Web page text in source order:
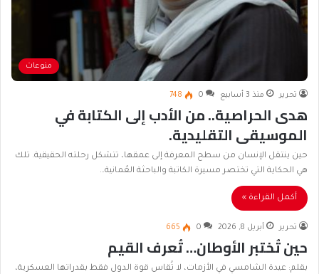
منوعات
تحرير منذ 3 أسابيع 0
748
هدى الحراصية.. من الأدب إلى الكتابة في
الموسيقى التقليدية.
حين ينتقل الإنسان من سطح المعرفة إلى عمقها، تتشكل رحلته الحقيقية. تلك
هي الحكاية التي تختصر مسيرة الكاتبة والباحثة العُمانية…
أكمل القراءة »
تحرير أبريل 8, 2026 0
665
حين تُختبر الأوطان… تُعرف القيم
بقلم: عيدة الشامسي في الأزمات، لا تُقاس قوة الدول فقط بقدراتها العسكرية،